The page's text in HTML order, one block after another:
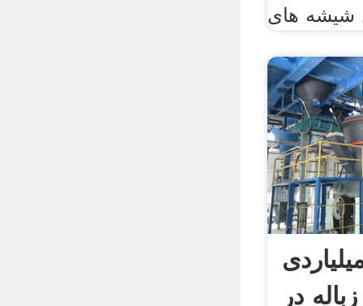
شیشه های
۸۰ میلیاردی
در